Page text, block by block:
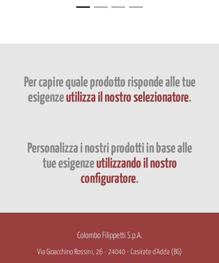
Per capire quale prodotto risponde alle tue
esigenzeutilizza il nostro selezionatore.
Personalizza i nostri prodotti in base alle
tue esigenzeutilizzando il nostro
configuratore.
Colombo Filippetti S.p.A.
Via Gioacchino Rossini, 26 - 24040 - Casirate d'Adda (BG)